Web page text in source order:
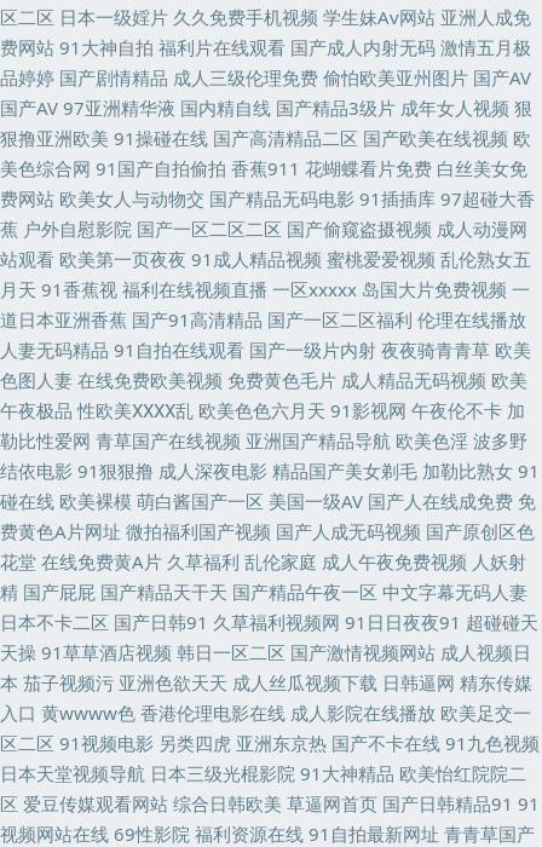
情一二区 白丝美女被胸91 九九国产精品视频 日韩欧美中 91黑科福利视频 先
锋男人av站 蜜桃视频福利 日本不卡影院 亚洲激情导航 97人妻啪啪 福利视频
成人网 另类专区色情 日韩A级视频网站 中文字幕16p 99视频国产在线 国产
系列WWW 青娱乐网亚洲av 亚洲麻豆AV一区 国产一区av 老司机黄色片 日韩
三区四区 综合另类少妇图 91永久免费观看 豆花在线 国内精品一二 欧美A√
丝袜啪啪啪 91p最新网址 超碰日逼 国产精品永久免费 久艹在线 人妖操女 五
月素人人妻 91红杏网站 99免费在线视频 www99热官网 六月天AV 成人Av午
夜影视 男人天堂网站 天天干视频网 91夫妻交友视频 成人视频在线导航 久草
视频资源网 日本AV在线直播 91每日更新 啊v在线 成人自拍论坛 无码成人影
音先锋 国产美女被操网站 日本超碰 午夜无码av网站 99超碰人 国产美女自拍
视频 久久麻豆传媒 探花色色18 91传媒性爱视频 超碰日韩人妻 韩国电影片
人人射人人妻 婷婷基地qvod 亚洲人成人网站在 51人人超碰 91九色泉州论坛
大香蕉久久丁香 久草涩涩 青娱乐91毛片 午夜福利色片 91超碰在线人人 99
这有精品 东京热网页版 精品理论在线 欧美剧免费观看 国产91网站在线 99桃
区二区 日本一级婬片 久久免费手机视频 学生妹Av网站 亚洲人成免
费网站 91大神自拍 福利片在线观看 国产成人内射无码 激情五月极
品婷婷 国产剧情精品 成人三级伦理免费 偷怕欧美亚州图片 国产AV
国产AV 97亚洲精华液 国内精自线 国产精品3级片 成年女人视频 狠
狠撸亚洲欧美 91操碰在线 国产高清精品二区 国产欧美在线视频 欧
美色综合网 91国产自拍偷拍 香蕉911 花蝴蝶看片免费 白丝美女免
费网站 欧美女人与动物交 国产精品无码电影 91插插库 97超碰大香
蕉 户外自慰影院 国产一区二区二区 国产偷窥盗摄视频 成人动漫网
站观看 欧美第一页夜夜 91成人精品视频 蜜桃爱爱视频 乱伦熟女五
月天 91香蕉视 福利在线视频直播 一区xxxxx 岛国大片免费视频 一
道日本亚洲香蕉 国产91高清精品 国产一区二区福利 伦理在线播放
人妻无码精品 91自拍在线观看 国产一级片内射 夜夜骑青青草 欧美
色图人妻 在线免费欧美视频 免费黄色毛片 成人精品无码视频 欧美
午夜极品 性欧美ⅩⅩⅩⅩ乱 欧美色色六月天 91影视网 午夜伦不卡 加
勒比性爱网 青草国产在线视频 亚洲国产精品导航 欧美色淫 波多野
结依电影 91狠狠撸 成人深夜电影 精品国产美女剃毛 加勒比熟女 91
碰在线 欧美裸模 萌白酱国产一区 美国一级AV 国产人在线成免费 免
费黄色A片网址 微拍福利国产视频 国产人成无码视频 国产原创区色
花堂 在线免费黄A片 久草福利 乱伦家庭 成人午夜免费视频 人妖射
精 国产屁屁 国产精品天干天 国产精品午夜一区 中文字幕无码人妻
日本不卡二区 国产日韩91 久草福利视频网 91日日夜夜91 超碰碰天
天操 91草草酒店视频 韩日一区二区 国产激情视频网站 成人视频日
本 茄子视频污 亚洲色欲天天 成人丝瓜视频下载 日韩逼网 精东传媒
入口 黄wwww色 香港伦理电影在线 成人影院在线播放 欧美足交一
区二区 91视频电影 另类四虎 亚洲东京热 国产不卡在线 91九色视频
日本天堂视频导航 日本三级光棍影院 91大神精品 欧美怡红院院二
区 爱豆传媒观看网站 综合日韩欧美 草逼网首页 国产日韩精品91 91
视频网站在线 69性影院 福利资源在线 91自拍最新网址 青青草国产